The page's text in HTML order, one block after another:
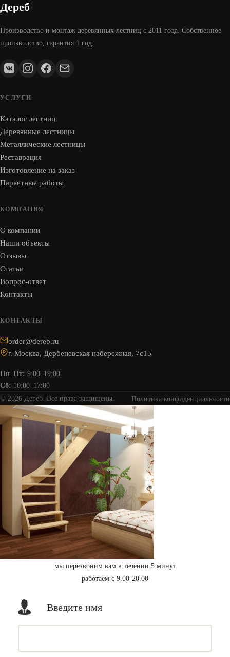
Дереб
Производство и монтаж деревянных лестниц с 2011 года. Собственное
производство, гарантия 1 год.
УСЛУГИ
Каталог лестниц
Деревянные лестницы
Металлические лестницы
Реставрация
Изготовление на заказ
Паркетные работы
КОМПАНИЯ
О компании
Наши объекты
Отзывы
Статьи
Вопрос-ответ
Контакты
КОНТАКТЫ
order@dereb.ru
г. Москва, Дербеневская набережная, 7с15
Пн–Пт: 9:00–19:00
Сб: 10:00–17:00
© 2026 Дереб. Все права защищены.
Политика конфиденциальности
мы перезвоним вам в течении 5 минут
работаем с 9.00-20.00
Введите имя